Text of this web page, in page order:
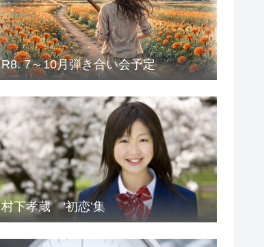
R8. 7～10月弾き合い会予定
村下孝蔵 ’初恋’集